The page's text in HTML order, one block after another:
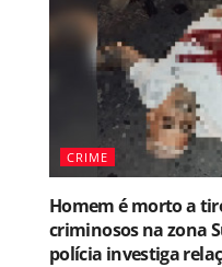
CRIME
Homem é morto a
criminosos na zona
polícia investiga